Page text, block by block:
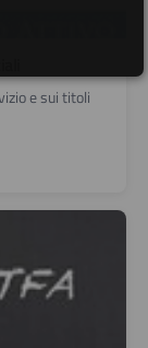
e sui titoli